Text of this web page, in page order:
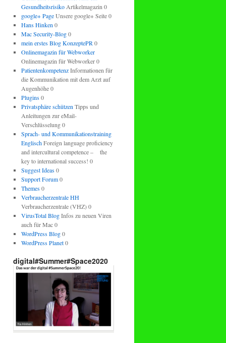
GesundheitsrisikoArtikelmagazin 0
google+ PageUnsere google+ Seite 0
Hans Hinken 0
Mac Security-Blog0
mein erstes Blog KonzeptePR 0
Onlinemagazin für Webworker
Onlinemagazin für Webworker 0
PatientenkompetenzInformationen für
die Kommunikation mit dem Arzt auf
Augenhöhe 0
Plugins0
Privatsphäre schützen Tipps und
Anleitungen zur eMail-
Verschlüsselung 0
Sprach- und Kommunikationstraining
EnglischForeign language proficiency
and intercultural competence – the
key to international success! 0
Suggest Ideas0
Support Forum0
Themes0
Verbraucherzentrale HH
Verbraucherzentrale (VHZ) 0
VirusTotal BlogInfos zu neuen Viren
auch für Mac 0
WordPress Blog0
WordPress Planet0
digital#Summer#Space2020